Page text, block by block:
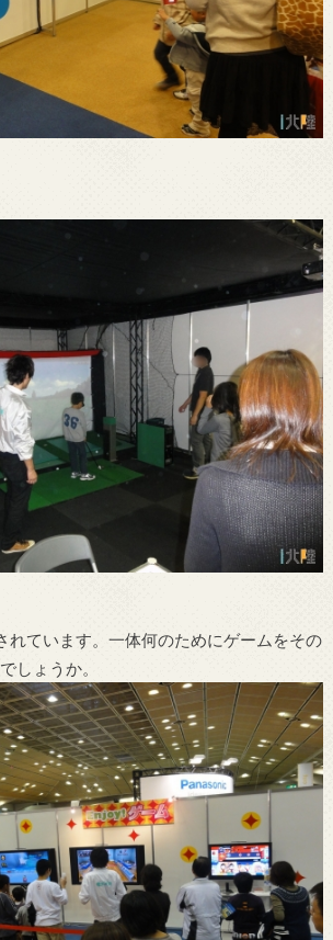
れています。一体何のためにゲームをその
しょうか。